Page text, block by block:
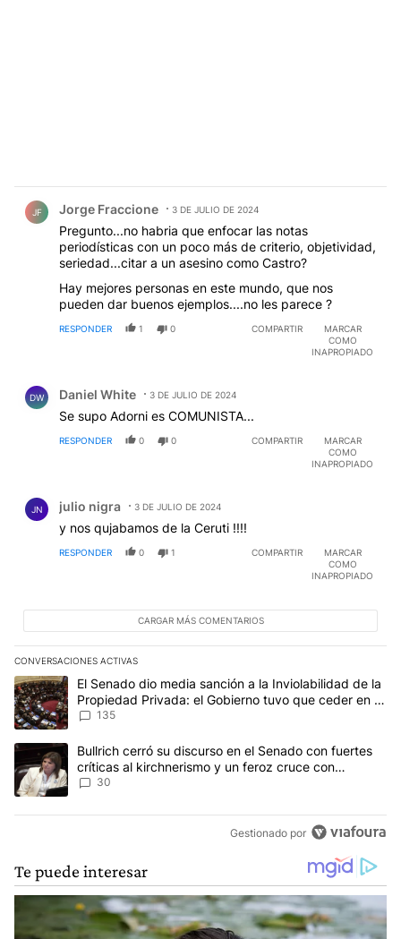
JF Jorge Fraccione 3 DE JULIO DE 2024
Pregunto...no habria que enfocar las notas
periodísticas con un poco más de criterio, objetividad,
seriedad...citar a un asesino como Castro?
Hay mejores personas en este mundo, que nos
pueden dar buenos ejemplos....no les parece ?
RESPONDER 1 0 COMPARTIR
MARCAR
COMO
INAPROPIADO
DW Daniel White 3 DE JULIO DE 2024
Se supo Adorni es COMUNISTA...
RESPONDER 0 0 COMPARTIR
MARCAR
COMO
INAPROPIADO
JN julio nigra 3 DE JULIO DE 2024
y nos qujabamos de la Ceruti !!!!
RESPONDER 0 1 COMPARTIR
MARCAR
COMO
INAPROPIADO
CARGAR MÁS COMENTARIOS
CONVERSACIONES ACTIVAS
Este listado muestra los artículos con más comentarios en los
Un artículo de tendencia con el título "El Senado dio media
El Senado dio media sanción a la Inviolabilidad de la
Propiedad Privada: el Gobierno tuvo que ceder en la
Ley del Manejo del Fuego
135
Un artículo de tendencia con el título "Bullrich cerró su discurso
Bullrich cerró su discurso en el Senado con fuertes
críticas al kirchnerismo y un feroz cruce con
Capitanich al que le gritó “¡cállate!”
30
Gestionado por